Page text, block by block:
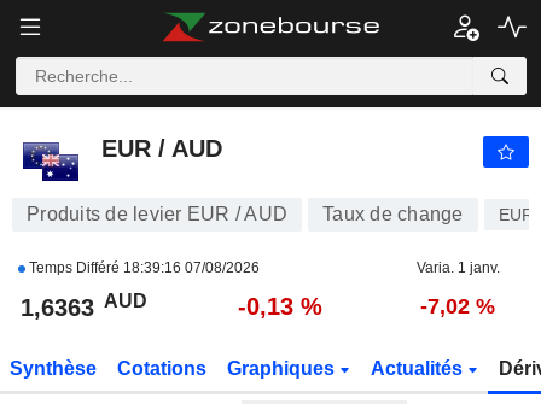
EUR / AUD
EUR / AUD
Produits de levier EUR / AUD Taux de change
Temps Différé 18:39:16 07/08/2026 Varia. 1 janv.
1,6363 AUD -0,13 % -7,02 %
Synthèse Cotations Graphiques Actualités